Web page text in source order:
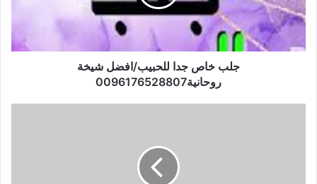
هرمس وصورته به نائما
او حجر الاسكندر المقدوني او مايسمي الاكسير وغيرها ايضا احجار
جلب خاص جدا للحبيب/افضل شيخة
روحانية0096176528807